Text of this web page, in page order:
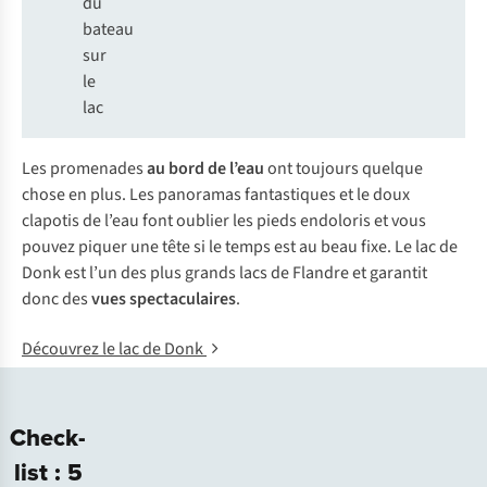
bateau
sur
le
lac
Les promenadesau bord de l’eauont toujours quelque
chose en plus. Les panoramas fantastiques et le doux
clapotis de l’eau font oublier les pieds endoloris et vous
pouvez piquer une tête si le temps est au beau fixe. Le lac de
Donk est l’un des plus grands lacs de Flandre et garantit
donc desvues spectaculaires.
Découvrez le lac de Donk
Check-
list : 5